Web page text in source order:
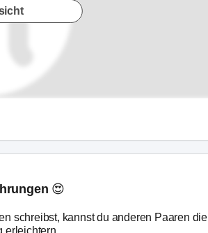
😍
schreibst, kannst du anderen Paaren die
erleichtern.